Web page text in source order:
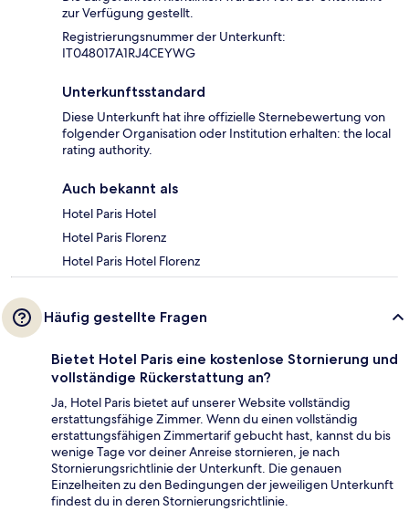
zur Verfügung gestellt.
Registrierungsnummer der Unterkunft:
IT048017A1RJ4CEYWG
Unterkunftsstandard
Diese Unterkunft hat ihre offizielle Sternebewertung von
folgender Organisation oder Institution erhalten: the local
rating authority.
Auch bekannt als
Hotel Paris Hotel
Hotel Paris Florenz
Hotel Paris Hotel Florenz
Häufig gestellte Fragen
Bietet Hotel Paris eine kostenlose Stornierung und
vollständige Rückerstattung an?
Ja, Hotel Paris bietet auf unserer Website vollständig
erstattungsfähige Zimmer. Wenn du einen vollständig
erstattungsfähigen Zimmertarif gebucht hast, kannst du bis
wenige Tage vor deiner Anreise stornieren, je nach
Stornierungsrichtlinie der Unterkunft. Die genauen
Einzelheiten zu den Bedingungen der jeweiligen Unterkunft
findest du in deren Stornierungsrichtlinie.